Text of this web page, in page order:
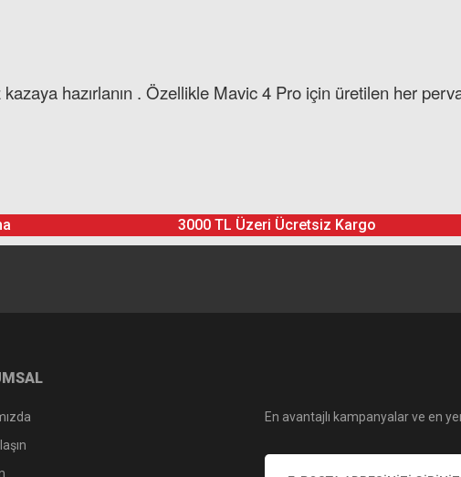
hazırlanın . Özellikle Mavic 4 Pro için üretilen her
3000 TL Üzeri Ücretsiz Kargo
En avantajlı kampanyalar ve en